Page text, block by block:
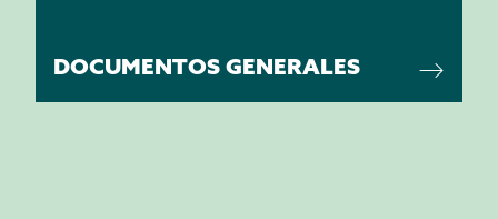
DOCUMENTOS GENERALES